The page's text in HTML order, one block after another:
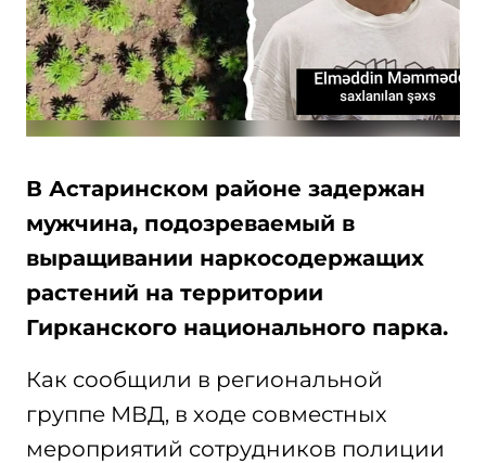
В Астаринском районе задержан
мужчина, подозреваемый в
выращивании наркосодержащих
растений на территории
Гирканского национального парка.
Как сообщили в региональной
группе МВД, в ходе совместных
мероприятий сотрудников полиции